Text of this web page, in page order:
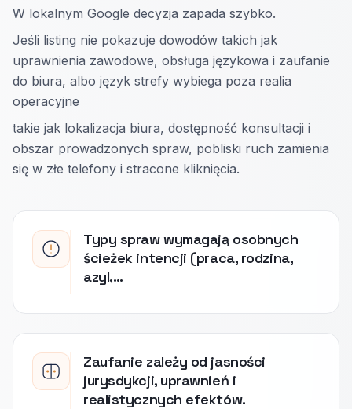
W lokalnym Google decyzja zapada szybko.
Jeśli listing nie pokazuje dowodów takich jak
uprawnienia zawodowe, obsługa językowa i zaufanie
do biura, albo język strefy wybiega poza realia
operacyjne
takie jak lokalizacja biura, dostępność konsultacji i
obszar prowadzonych spraw, pobliski ruch zamienia
się w złe telefony i stracone kliknięcia.
Typy spraw wymagają osobnych
ścieżek intencji (praca, rodzina,
azyl,…
Zaufanie zależy od jasności
jurysdykcji, uprawnień i
realistycznych efektów.